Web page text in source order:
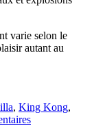
varie selon le
autant au
, King Kong,
sur